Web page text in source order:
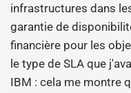
infrastructures dans
garantie de
financière pour les
le type de SLA que
IBM : cela me montre